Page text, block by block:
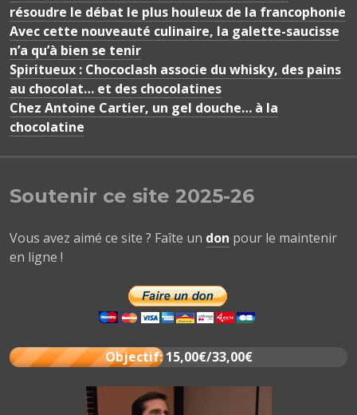
résoudre le débat le plus houleux de la francophonie
Avec cette nouveauté culinaire, la galette-saucisse
n’a qu’à bien se tenir
Spiritueux : Chococlash associe du whisky, des pains
au chocolat… et des chocolatines
Chez Antoine Cartier, un gel douche… à la
chocolatine
Soutenir ce site 2025-26
Vous avez aimé ce site ? Faîte un don pour le maintenir
en ligne !
Objectif: 15,00€/33,00€